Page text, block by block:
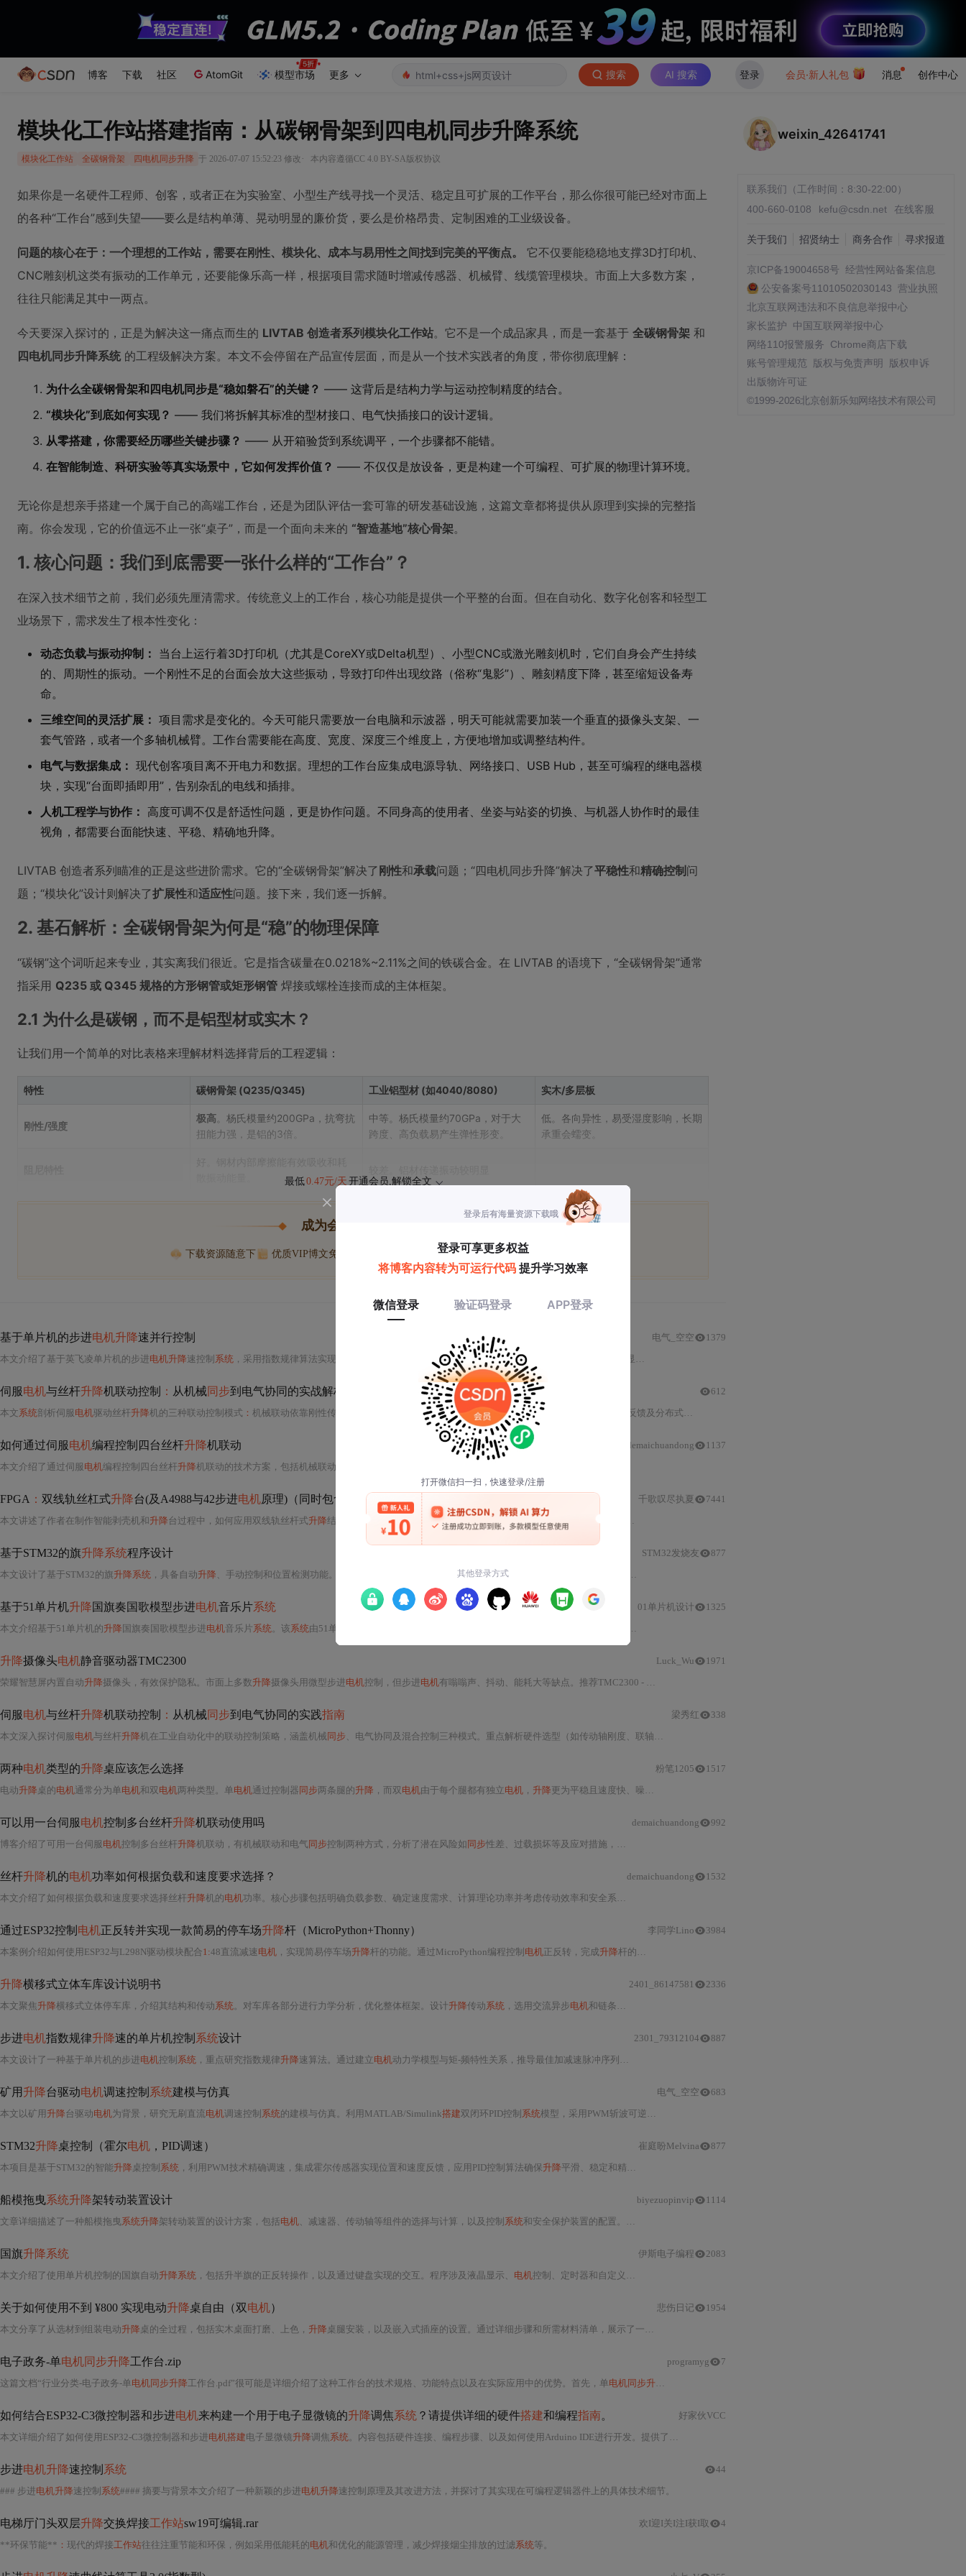
博客 下载 社区 AtomGit 模型市场 更多 搜索 AI 搜索 登录 会员·新人礼包 消息 创作中心
模块化工作站搭建指南：从碳钢骨架到四电机同步升降系统
模块化工作站 全碳钢骨架 四电机同步升降 于 2026-07-07 15:52:23 修改 · 本内容遵循CC 4.0 BY-SA版权协议
如果你是一名硬件工程师、创客，或者正在为实验室、小型生产线寻找一个灵活、稳定且可扩展的工作平台，那么你很可能已经对市面上
的各种“工作台”感到失望——要么是结构单薄、晃动明显的廉价货，要么是价格昂贵、定制困难的工业级设备。
问题的核心在于：一个理想的工作站，需要在刚性、模块化、成本与易用性之间找到完美的平衡点。
它不仅要能稳稳地支撑3D打印机、
CNC雕刻机这类有振动的工作单元，还要能像乐高一样，根据项目需求随时增减传感器、机械臂、线缆管理模块。市面上大多数方案，
往往只能满足其中一两点。
今天要深入探讨的，正是为解决这一痛点而生的 LIVTAB 创造者系列模块化工作站。它不是一个成品家具，而是一套基于 全碳钢骨架 和
四电机同步升降系统的工程级解决方案。本文不会停留在产品宣传层面，而是从一个技术实践者的角度，带你彻底理解：
为什么全碳钢骨架和四电机同步是“稳如磐石”的关键？ —— 这背后是结构力学与运动控制精度的结合。
“模块化”到底如何实现？ —— 我们将拆解其标准的型材接口、电气快插接口的设计逻辑。
从零搭建，你需要经历哪些关键步骤？ —— 从开箱验货到系统调平，一个步骤都不能错。
在智能制造、科研实验等真实场景中，它如何发挥价值？ —— 不仅仅是放设备，更是构建一个可编程、可扩展的物理计算环境。
无论你是想亲手搭建一个属于自己的高端工作台，还是为团队评估一套可靠的研发基础设施，这篇文章都将提供从原理到实操的完整指
南。你会发现，它的价值远不止一张“桌子”，而是一个面向未来的 “智造基地”核心骨架。
1. 核心问题：我们到底需要一张什么样的“工作台”？
在深入技术细节之前，我们必须先厘清需求。传统意义上的工作台，核心功能是提供一个平整的台面。但在自动化、数字化创客和轻型工
业场景下，需求发生了根本性变化：
动态负载与振动抑制： 当台上运行着3D打印机（尤其是CoreXY或Delta机型）、小型CNC或激光雕刻机时，它们自身会产生持续
的、周期性的振动。一个刚性不足的台面会放大这些振动，导致打印件出现纹路（俗称“鬼影”）、雕刻精度下降，甚至缩短设备寿
命。
三维空间的灵活扩展： 项目需求是变化的。今天可能只需要放一台电脑和示波器，明天可能就需要加装一个垂直的摄像头支架、一
套气管路，或者一个多轴机械臂。工作台需要能在高度、宽度、深度三个维度上，方便地增加或调整结构件。
电气与数据集成： 现代创客项目离不开电力和数据。理想的工作台应集成电源导轨、网络接口、USB Hub，甚至可编程的继电器模
块，实现“台面即插即用”，告别杂乱的电线和插排。
人机工程学与协作： 高度可调不仅是舒适性问题，更是协作问题。不同身高的使用者、坐姿与站姿的切换、与机器人协作时的最佳
视角，都需要台面能快速、平稳、精确地升降。
LIVTAB 创造者系列瞄准的正是这些进阶需求。它的“全碳钢骨架”解决了 刚性和承载问题；“四电机同步升降”解决了平稳性和精确控制 问
题；“模块化”设计则解决了扩展性和适应性问题。接下来，我们逐一拆解。
2. 基石解析：全碳钢骨架为何是“稳”的物理保障
“碳钢”这个词听起来专业，其实离我们很近。它是指含碳量在0.0218%~2.11%之间的铁碳合金。在 LIVTAB 的语境下，“全碳钢骨架”通常
指采用 Q235 或 Q345 规格的方形钢管或矩形钢管 焊接或螺栓连接而成的主体框架。
2.1 为什么是碳钢，而不是铝型材或实木？
让我们用一个简单的对比表格来理解材料选择背后的工程逻辑：
特性 碳钢骨架 (Q235/Q345) 工业铝型材 (如4040/8080) 实木/多层板
刚性/强度
极高 。杨氏模量约200GPa，抗弯抗
扭能力强，是铝的3倍。
中等。杨氏模量约70GPa，对于大
跨度、高负载易产生弹性形变。
低。各向异性，易受湿度影响，长期
承重会蠕变。
最低0.47元/天 开通会员,解锁全文
成为会员后, 你将解锁
下载资源随意下 优质VIP博文免费学 优质文库回答免费看 付费资源9折优惠
基于单片机的步进电机升降速并行控制
本文介绍了基于英飞凌单片机的步进电机升降速控制 系统 ，采用指数规律算法实现平滑 速，通过单片机控制步进电机的转速和方向。 包括键盘、显示器、报警电路和驱动电路，通过
电气_空空 1379
伺服电机与丝杆升降机联动控制 ： 从机械 同步到电气协同的实战解析
本文系统剖析伺服 电机驱动丝杆升降机的三种联动控制模式 ： 机械联动依靠刚性传动轴实现低成本高可靠性同步；电气同步依托EtherCAT等总线、全闭环反馈及分布式时钟实现亚毫米级精度与柔性布局；混合控制则融合二者优势，在成本与性能间寻求平衡。重点涵盖对中性、热膨胀补偿、全闭环构建、电子齿轮/凸轮算法及时钟
612
如何通过伺服电机编程控制四台丝杆升降机联动
本文介绍了通过伺服 电机编程控制四台丝杆升降机联动的技术方案，包括机械联动、电气
demaichuandong 1137
FPGA ： 双线轨丝杠式升降台(及A4988与42步进电机原理)（同时包含51及32程序）
本文讲述了作者在制作智能剥壳机和升降台过程中，如何应用双线轨丝杆式升降结构，42步进 电机（特别是A4988驱动模块）的选型、接线和编程，包括C语言、Python和Verilog实例。适合初学者理解步进
千歌叹尽执夏 7441
基于STM32的旗升降系统程序设计
本文设计了基于STM32的旗升降系统 ，具备自动升降 、手动控制和位置检测功能。 包含硬件和软件设计，有电机控制、位置检测等功能模块，采用
STM32发烧友 877
基于51单片机升降国旗奏国歌模型步进电机音乐片系统
本文介绍基于51单片机的升降 国旗奏国歌模型步进电机音乐片系统。该系统由51单片机控制、步进
01单片机设计 1325
升降摄像头电机静音驱动器TMC2300
荣耀智慧屏内置自动升降摄像头，有效保护隐私。市面上多数升降摄像头用微型步进电机控制，但步进电机有嗡嗡声、抖动、能耗大等缺点。推荐TMC2300 - LA
Luck_Wu 1971
伺服电机与丝杆升降机联动控制 ： 从机械 同步到电气协同的实践指南
本文深入探讨伺服 电机与丝杆升降机在工业自动化中的联动控制策略，涵盖机械 同步、电气协同及混合控制三种模式。重点解析硬件选型（如传动轴刚度、联轴器参数）、总线通信（EtherCAT+IEEE 1588时钟
梁秀红 338
两种电机类型的升降桌应该怎么选择
电动升降 桌的电机通常分为单电机和双 电机两种类型。单电机通过控制器 同步两条腿的升降 ，而双 电机由于每个腿都有独立 电机 ， 升降更为平稳且速度快、噪音小。市场上双
粉笔1205 1517
可以用一台伺服电机控制多台丝杆升降机联动使用吗
博客介绍了可用一台伺服 电机控制多台丝杆升降机联动，有机械联动和电气 同步控制两种方式，分析了潜在风险如 同步性差、过载损坏等及应对措施，还给出适用场景与选型建议，如负载恒定低速选机械联动，负载波动大高速选电气
demaichuandong 992
丝杆升降机的电机功率如何根据负载和速度要求选择？
本文介绍了如何根据负载和速度要求选择丝杆升降机的电机功率。核心步骤包括明确负载参数、确定速度需求、计算理论功率并考虑传动效率和安全系数，最后进行
demaichuandong 1532
通过ESP32控制 电机正反转并实现一款简易的停车场升降杆（MicroPython+Thonny）
本案例介绍如何使用ESP32与L298N驱动模块配合1:48直流减速 电机 ，实现简易停车场升降杆的功能。通过MicroPython编程控制 电机正反转，完成升降杆的动作。案例详细介绍了电路连接及代码实现。
李同学Lino 3984
升降横移式立体车库设计说明书
本文聚焦 升降横移式立体停车库，介绍其结构和传动系统。对车库各部分进行力学分析，优化整体框架。设计升降传动系统 ，选用交流异步电机和链条传动。还分析控制部分，绘制电气控制和PLC接线图，并采用安全技术保障运行。
2401_86147581 2336
步进电机指数规律升降速的单片机控制 系统设计
本文设计了一种基于单片机的步进电机控制 系统 ，重点研究指数规律升降速算法。通过建立 电机动力学模型与矩-频特性关系，推导最佳加减速脉冲序列；利用定时器中断实现离散化指数变速控制，采用查表法优化实时性能；硬件以单片机为核心，软件采用C51
2301_79312104 887
矿用 升降台驱动电机调速控制 系统建模与仿真
本文以矿用 升降台驱动电机为背景，研究无刷直流电机调速控制 系统的建模与仿真。利用MATLAB/Simulink搭建双闭环PID控制 系统模型，采用PWM斩波可逆调速方法，对
电气_空空 683
STM32升降桌控制（霍尔电机 ，PID调速）
本项目是基于STM32的智能升降 桌控制 系统 ，利用PWM技术精确调速，集成霍尔传感器实现位置和速度反馈，应用PID控制算法确保升降平滑、稳定和精准定位。介绍了技术特点、应用场景、使用说明和注意事项，适合相关学习者和开发者。
崔庭盼Melvina 877
船模拖曳系统升降架转动装置设计
文章详细描述了一种船模拖曳系统升降架转动装置的设计方案，包括电机、减速器、传动轴等组件的选择与计算，以及控制 系统和安全保护装置的配置。特别强调了采用蜗轮蜗杆减速器作为转动机构的优势和实施要点。
biyezuopinvip 1114
国旗升降系统
本文介绍了使用单片机控制的国旗自动升降系统 ，包括升半旗的正反转操作，以及通过键盘实现的交互。程序涉及液晶显示、 电机控制、定时器和自定义字模，展示了嵌入式开发和硬件交互的实践应用。
伊斯电子编程 2083
关于如何使用不到 ¥800 实现电动升降桌自由（双电机）
本文分享了从选材到组装电动升降 桌的全过程，包括实木桌面打磨、上色， 升降 桌腿安装，以及嵌入式插座的设置。通过详细步骤和所需材料清单，展示了一次成功的DIY项目。
悲伤日记 1954
电子政务-单电机同步升降工作台.zip
这篇文档“行业分类-电子政务-单电机同步升降工作台.pdf”很可能是详细介绍了这种工作台的技术规格、功能特点以及在实际应用中的优势。首先，单电机同步升降
programyg 7
如何结合ESP32-C3微控制器和步进电机来构建一个用于电子显微镜的升降调焦系统 ？请提供详细的硬件搭建和编程指南。
本文详细介绍了如何使用ESP32-C3微控制器和步进电机搭建电子显微镜升降调焦 系统。内容包括硬件连接、编程步骤、以及如何使用Arduino IDE进行开发。提供了详细的硬件
好家伙VCC
步进电机升降速控制 系统
### 步进电机升降速控制 系统#### 摘要与背景本文介绍了一种新颖的步进电机升降速控制原理及其改进方法，并探讨了其实现在可编程逻辑器件上的具体技术细节。
44
电梯厅门头双层升降交换焊接工作站sw19可编辑.rar
**环保节能** ： 现代的焊接工作站往往注重节能和环保，例如采用低能耗的电机和优化的能源管理，减少焊接烟尘排放的过滤系统等。
欢I迎I关I注I获I取 4
weixin_42641741
联系我们（工作时间：8:30-22:00）
400-660-0108
kefu@csdn.net 在线客服
关于我们 招贤纳士 商务合作 寻求报道
京ICP备19004658号 经营性网站备案信息
公安备案号11010502030143 营业执照
北京互联网违法和不良信息举报中心
家长监护
中国互联网举报中心
网络110报警服务
Chrome商店下载
账号管理规范
版权与免责声明
版权申诉
出版物许可证
©1999-2026北京创新乐知网络技术有限公司